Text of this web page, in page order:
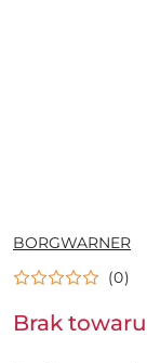
NAZWA
PRODUCENTA:
BORGWARNER
(0)
Brak towaru